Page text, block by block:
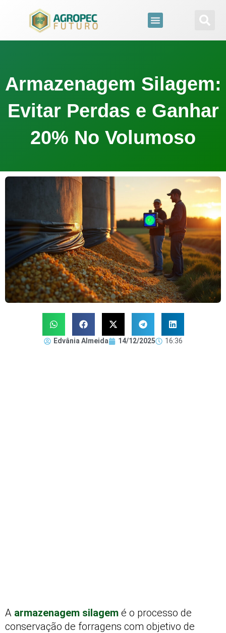
conteúdo
Armazenagem Silagem:
Evitar Perdas e Ganhar
20% No Volumoso
Edvânia Almeida 14/12/2025 16:36
A armazenagem silagem é o processo de
conservação de forragens com objetivo de